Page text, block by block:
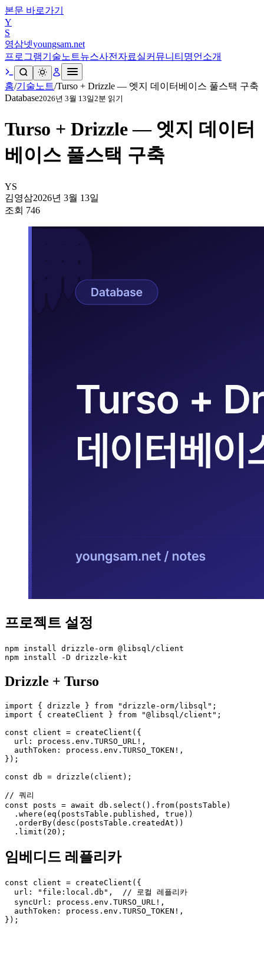
본문 바로가기
Y
S
영삼넷youngsam.net
프로그램기술노트뉴스사전 자료실커뮤니티 명언 소개
홈/기술노트/Turso + Drizzle — 엣지 데이터베이스 풀스택 구축
Database2026년 3월 13일2분 읽기
Turso + Drizzle — 엣지 데이터
베이스 풀스택 구축
YS
김영삼2026년 3월 13일
조회 746
프로젝트 설정
npm install drizzle-orm @libsql/client
npm install -D drizzle-kit
Drizzle + Turso
import { drizzle } from "drizzle-orm/libsql";
import { createClient } from "@libsql/client";
const client = createClient({
  url: process.env.TURSO_URL!,
  authToken: process.env.TURSO_TOKEN!,
});
const db = drizzle(client);
// 쿼리
const posts = await db.select().from(postsTable)
  .where(eq(postsTable.published, true))
  .orderBy(desc(postsTable.createdAt))
  .limit(20);
임베디드 레플리카
const client = createClient({
  url: "file:local.db",  // 로컬 레플리카
  syncUrl: process.env.TURSO_URL!,
  authToken: process.env.TURSO_TOKEN!,
});